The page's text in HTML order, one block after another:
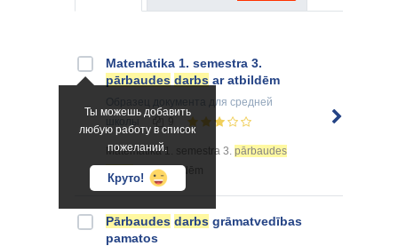
Ты можешь добавить
любую работу в список
пожеланий.
Круто!
Matemātika 1. semestra 3.
pārbaudes darbs ar atbildēm
для средней
Matemātika 1. semestra 3. pārbaudes
darbs
ar atbildēm
Pārbaudes darbs grāmatvedības
pamatos